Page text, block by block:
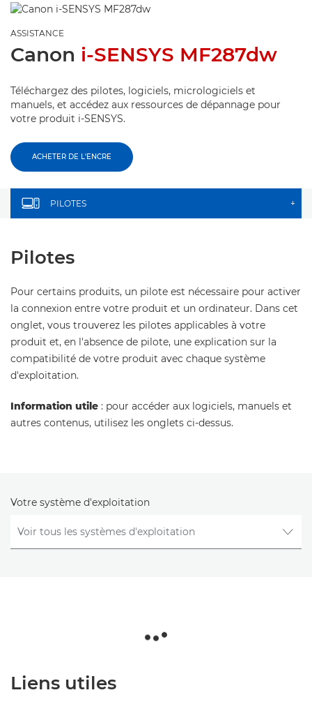
ASSISTANCE
Canon i-SENSYS MF287dw
Téléchargez des pilotes, logiciels, micrologiciels et
manuels, et accédez aux ressources de dépannage pour
votre produit i-SENSYS.
ACHETER DE L'ENCRE
PILOTES +
Pilotes
Pour certains produits, un pilote est nécessaire pour activer
la connexion entre votre produit et un ordinateur. Dans cet
onglet, vous trouverez les pilotes applicables à votre
produit et, en l'absence de pilote, une explication sur la
compatibilité de votre produit avec chaque système
d'exploitation.
Information utile : pour accéder aux logiciels, manuels et
autres contenus, utilisez les onglets ci-dessus.
Votre système d'exploitation
Liens utiles